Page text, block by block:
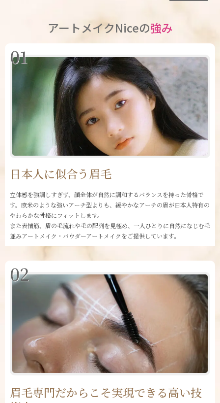
アートメイクNiceの強み
01
日本人に似合う眉毛
立体感を強調しすぎず、顔全体が自然に調和するバランスを持った骨格で
す。欧米のような強いアーチ型よりも、緩やかなアーチの眉が日本人特有の
やわらかな骨格にフィットします。
また表情筋、眉の毛流れや毛の配列を見極め、一人ひとりに自然になじむ毛
並みアートメイク・パウダーアートメイクをご提供しています。
眉毛専門だからこそ実現できる高い技
02